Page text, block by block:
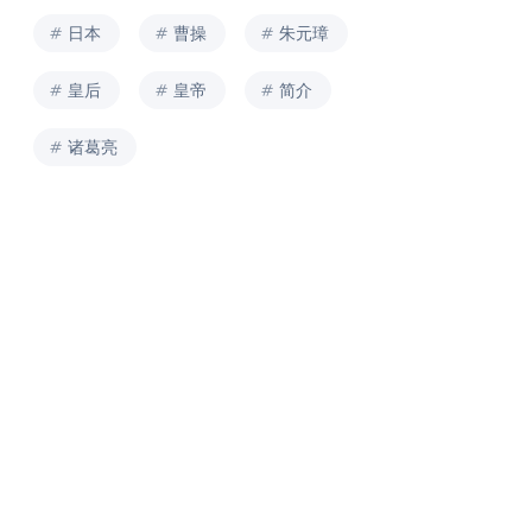
日本 曹操 朱元璋
皇后 皇帝 简介
诸葛亮